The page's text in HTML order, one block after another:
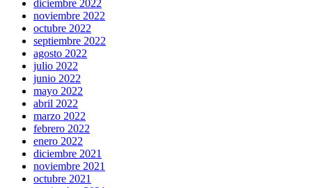
diciembre 2022
noviembre 2022
octubre 2022
septiembre 2022
agosto 2022
julio 2022
junio 2022
mayo 2022
abril 2022
marzo 2022
febrero 2022
enero 2022
diciembre 2021
noviembre 2021
octubre 2021